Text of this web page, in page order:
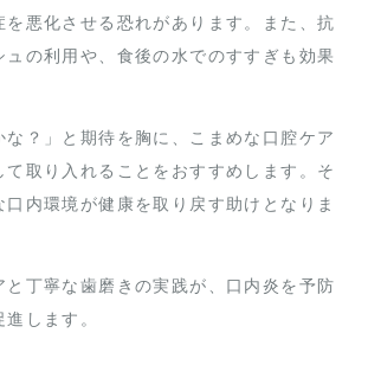
を悪化させる恐れがあります。また、抗
ュの利用や、食後の水でのすすぎも効果
な？」と期待を胸に、こまめな口腔ケア
て取り入れることをおすすめします。そ
口内環境が健康を取り戻す助けとなりま
と丁寧な歯磨きの実践が、口内炎を予防
します。